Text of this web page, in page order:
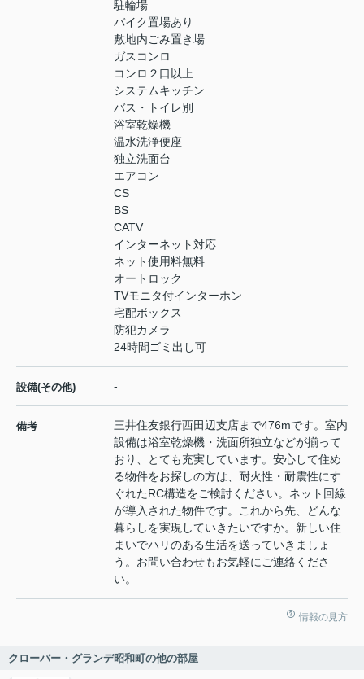
駐輪場
バイク置場あり
敷地内ごみ置き場
ガスコンロ
コンロ２口以上
システムキッチン
バス・トイレ別
浴室乾燥機
温水洗浄便座
独立洗面台
エアコン
CS
BS
CATV
インターネット対応
ネット使用料無料
オートロック
TVモニタ付インターホン
宅配ボックス
防犯カメラ
24時間ゴミ出し可
設備(その他) -
備考
三井住友銀行西田辺支店まで476mです。室内
設備は浴室乾燥機・洗面所独立などが揃って
おり、とても充実しています。安心して住め
る物件をお探しの方は、耐火性・耐震性にす
ぐれたRC構造をご検討ください。ネット回線
が導入された物件です。これから先、どんな
暮らしを実現していきたいですか。新しい住
まいでハリのある生活を送っていきましょ
う。お問い合わせもお気軽にご連絡くださ
い。
情報の見方
クローバー・グランデ昭和町の他の部屋